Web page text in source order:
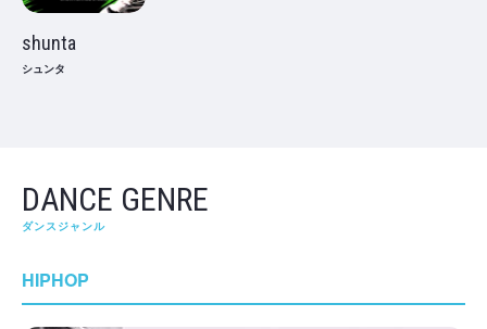
shunta
シュンタ
DANCE GENRE
ダンスジャンル
HIPHOP